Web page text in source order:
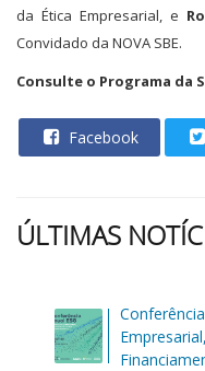
da Ética Empresarial, e
Convidado da NOVA SBE.
Consulte o Programa da
Facebook
ÚLTIMAS